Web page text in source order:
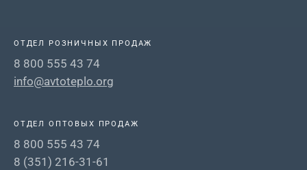
ОТДЕЛ РОЗНИЧНЫХ ПРОДАЖ
8 800 555 43 74
info@avtoteplo.org
ОТДЕЛ ОПТОВЫХ ПРОДАЖ
8 800 555 43 74
8 (351) 216-31-61